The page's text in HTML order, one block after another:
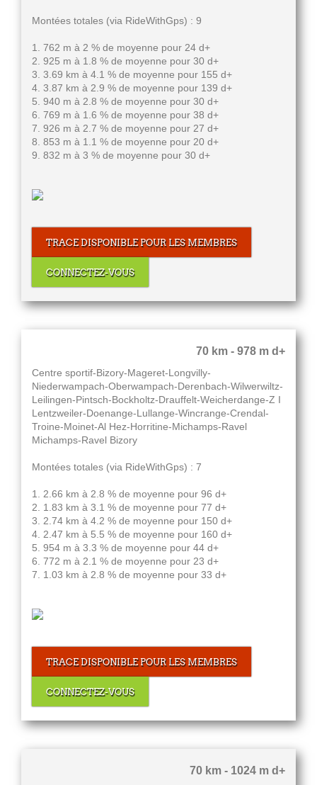
Montées totales (via RideWithGps) : 9
1. 762 m à 2 % de moyenne pour 24 d+
2. 925 m à 1.8 % de moyenne pour 30 d+
3. 3.69 km à 4.1 % de moyenne pour 155 d+
4. 3.87 km à 2.9 % de moyenne pour 139 d+
5. 940 m à 2.8 % de moyenne pour 30 d+
6. 769 m à 1.6 % de moyenne pour 38 d+
7. 926 m à 2.7 % de moyenne pour 27 d+
8. 853 m à 1.1 % de moyenne pour 20 d+
9. 832 m à 3 % de moyenne pour 30 d+
TRACE DISPONIBLE POUR LES MEMBRES
CONNECTEZ-VOUS
70 km - 978 m d+
Centre sportif-Bizory-Mageret-Longvilly-
Niederwampach-Oberwampach-Derenbach-Wilwerwiltz-
Leilingen-Pintsch-Bockholtz-Drauffelt-Weicherdange-Z I
Lentzweiler-Doenange-Lullange-Wincrange-Crendal-
Troine-Moinet-Al Hez-Horritine-Michamps-Ravel
Michamps-Ravel Bizory
Montées totales (via RideWithGps) : 7
1. 2.66 km à 2.8 % de moyenne pour 96 d+
2. 1.83 km à 3.1 % de moyenne pour 77 d+
3. 2.74 km à 4.2 % de moyenne pour 150 d+
4. 2.47 km à 5.5 % de moyenne pour 160 d+
5. 954 m à 3.3 % de moyenne pour 44 d+
6. 772 m à 2.1 % de moyenne pour 23 d+
7. 1.03 km à 2.8 % de moyenne pour 33 d+
TRACE DISPONIBLE POUR LES MEMBRES
CONNECTEZ-VOUS
70 km - 1024 m d+